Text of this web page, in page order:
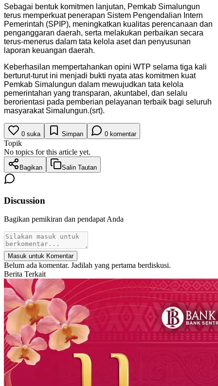
Sebagai bentuk komitmen lanjutan, Pemkab Simalungun
terus memperkuat penerapan Sistem Pengendalian Intern
Pemerintah (SPIP), meningkatkan kualitas perencanaan dan
penganggaran daerah, serta melakukan perbaikan secara
terus-menerus dalam tata kelola aset dan penyusunan
laporan keuangan daerah.
Keberhasilan mempertahankan opini WTP selama tiga kali
berturut-turut ini menjadi bukti nyata atas komitmen kuat
Pemkab Simalungun dalam mewujudkan tata kelola
pemerintahan yang transparan, akuntabel, dan selalu
berorientasi pada pemberian pelayanan terbaik bagi seluruh
masyarakat Simalungun.(srt).
0 suka Simpan 0 komentar
Topik
No topics for this article yet.
Bagikan Salin Tautan
Discussion
Bagikan pemikiran dan pendapat Anda
Masuk untuk Komentar
Belum ada komentar. Jadilah yang pertama berdiskusi.
Berita Terkait